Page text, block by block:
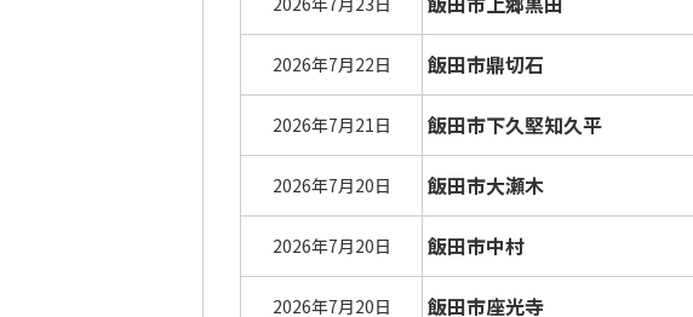
2026年7月22日 飯田市鼎切石
2026年7月21日 飯田市下久堅知久平
2026年7月20日 飯田市大瀬木
2026年7月20日 飯田市中村
2026年7月20日 飯田市座光寺